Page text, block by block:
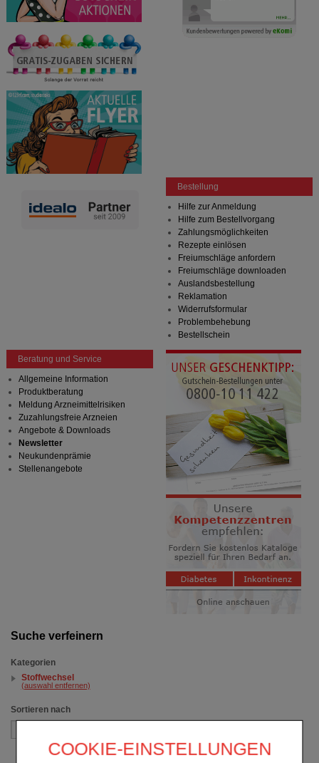
COOKIE-EINSTELLUNGEN
Suche verfeinern
Kategorien
Stoffwechsel
(auswahl entfernen)
Sortieren nach
Bestellung
Hilfe zur Anmeldung
Hilfe zum Bestellvorgang
Zahlungsmöglichkeiten
Rezepte einlösen
Freiumschläge anfordern
Freiumschläge downloaden
Auslandsbestellung
Reklamation
Widerrufsformular
Problembehebung
Bestellschein
Beratung und Service
Allgemeine Information
Produktberatung
Meldung Arzneimittelrisiken
Zuzahlungsfreie Arzneien
Angebote & Downloads
Newsletter
Neukundenprämie
Stellenangebote